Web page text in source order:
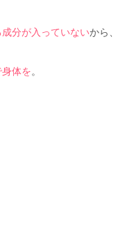
分が入っていないから、
体を。